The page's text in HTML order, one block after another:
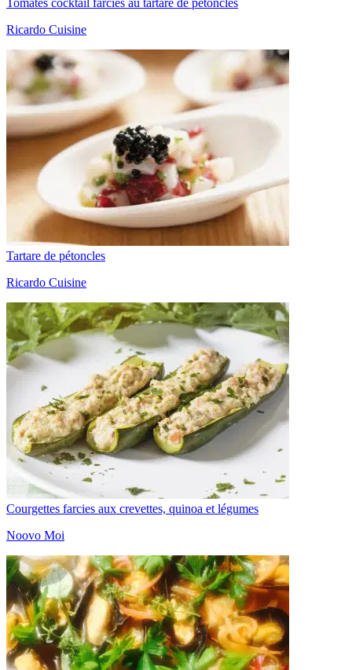
Ricardo Cuisine
Tartare de pétoncles
Ricardo Cuisine
Courgettes farcies aux crevettes, quinoa et légumes
Noovo Moi